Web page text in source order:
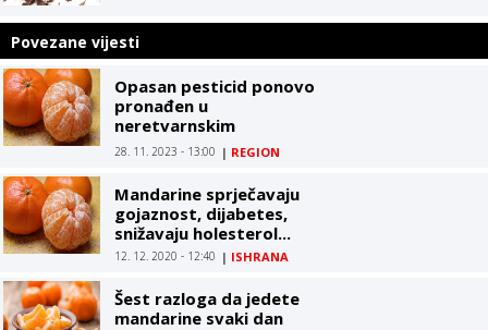
Povezane vijesti
Opasan pesticid ponovo
pronađen u
neretvarnskim
mandarinama
28. 11. 2023 - 13:00 | REGION
Mandarine sprječavaju
gojaznost, dijabetes,
snižavaju holesterol...
12. 12. 2020 - 12:40 | ISHRANA
Šest razloga da jedete
mandarine svaki dan